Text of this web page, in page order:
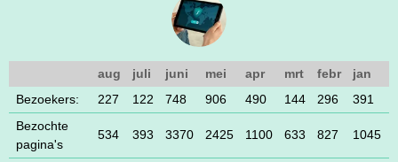
aug juli juni mei apr mrt febr
jan
Bezoekers:
227 122 748 906 490 144 296
391
Bezochte
pagina's
534 393 3370 2425 1100 633 827 1045